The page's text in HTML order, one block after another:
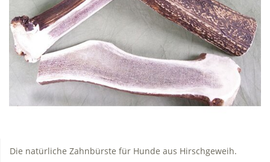
Die natürliche Zahnbürste für Hunde aus Hirschgeweih.